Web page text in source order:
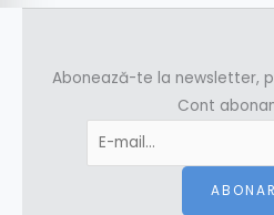
Abonează-te la newsletter,
Cont